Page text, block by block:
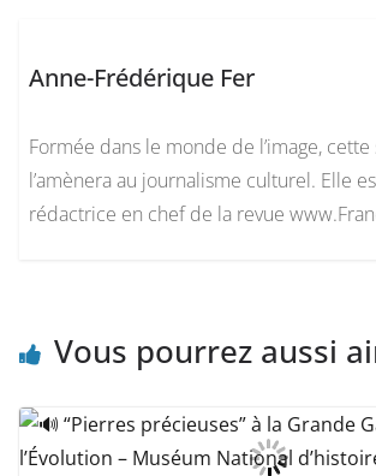
Anne-Frédérique Fer
Formée dans le monde de l’image,
l’amènera au journalisme culturel. Elle
rédactrice en chef de la revue
Vous pourrez aussi